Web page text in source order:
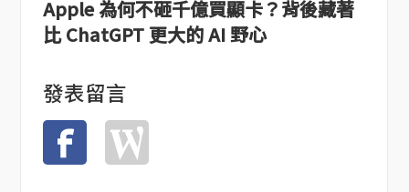
Apple 為何不砸千億買顯卡？背後藏著
比 ChatGPT 更大的 AI 野心
發表留言